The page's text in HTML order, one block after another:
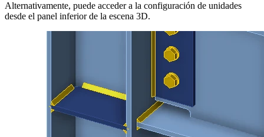
Alternativamente, puede acceder a la configuración de unidades
desde el panel inferior de la escena 3D.